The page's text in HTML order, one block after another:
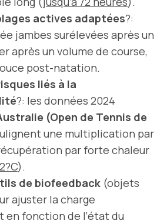
actives adaptées?:
jambes surélevées après un
après un volume de course,
post-natation.
liés à la
?: les données 2024
(Open de Tennis de
une multiplication par
par forte chaleur
).
de biofeedback (objets
ajuster la charge
en fonction de l’état du